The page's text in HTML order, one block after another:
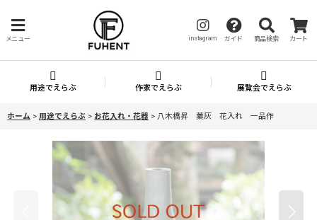
メニュー instagram ガイド 商品検索 カート
用途でえらぶ 作家でえらぶ 展覧会でえらぶ
ホーム > 用途でえらぶ > お花入れ・花器 > 八木橋昇 藁灰 花入れ 一品作